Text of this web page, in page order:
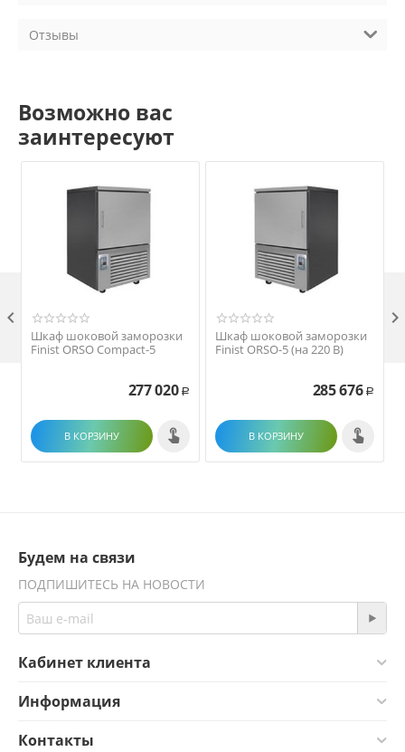
Отзывы
Возможно вас
заинтересуют
Шкаф шоковой заморозки
Finist ORSO Compact-5
277 020 Р
В КОРЗИНУ
Шкаф шоковой заморозки
Finist ORSO-5 (на 220 В)
285 676 Р
В КОРЗИНУ
 
Будем на связи
ПОДПИШИТЕСЬ НА НОВОСТИ
Кабинет клиента
Информация
Контакты